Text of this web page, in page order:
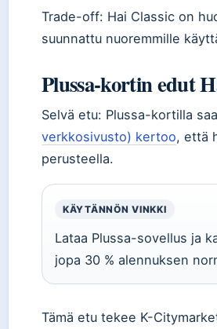
Trade-off: Hai Classic on
suunnattu nuoremmille
Plussa-kortin edut
Selvä etu: Plussa-kortilla
verkkosivusto) kertoo, että
perusteella.
KÄYTÄNNÖN VINKKI
Lataa Plussa-sovellus ja
jopa 30 % alennuksen
Tämä etu tekee K-